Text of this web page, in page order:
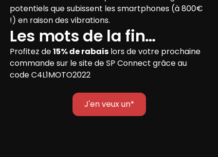
potentiels que subissent les smartphones (à 800€
!) en raison des vibrations.
Les mots de la fin…
Profitez de 15% de rabais lors de votre prochaine
commande sur le site de SP Connect grâce au
code C4L1MOTO2022
J'en veux un*